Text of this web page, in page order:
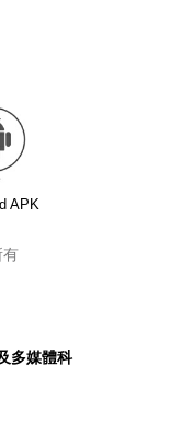
APK
有
多媒體科